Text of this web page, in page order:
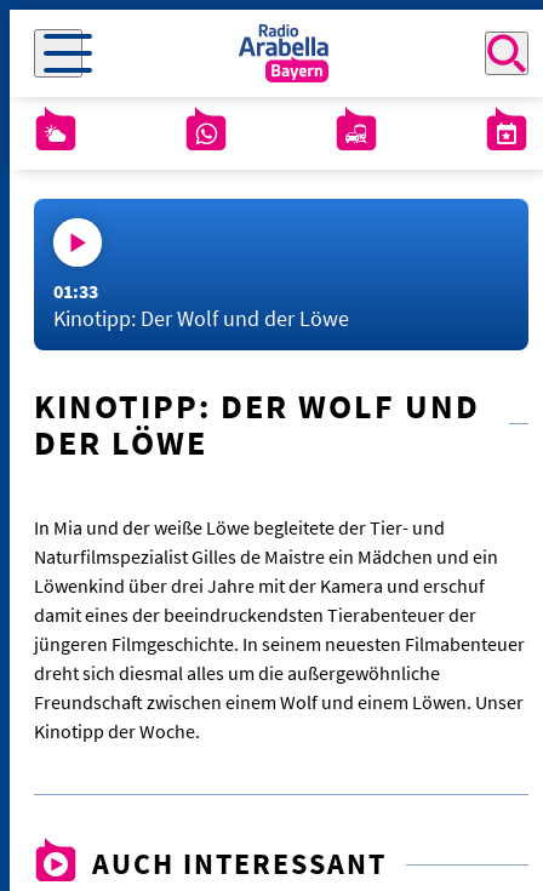
01:33
Kinotipp: Der Wolf und der Löwe
KINOTIPP: DER WOLF UND
DER LÖWE
In Mia und der weiße Löwe begleitete der Tier- und
Naturfilmspezialist Gilles de Maistre ein Mädchen und ein
Löwenkind über drei Jahre mit der Kamera und erschuf
damit eines der beeindruckendsten Tierabenteuer der
jüngeren Filmgeschichte. In seinem neuesten Filmabenteuer
dreht sich diesmal alles um die außergewöhnliche
Freundschaft zwischen einem Wolf und einem Löwen. Unser
Kinotipp der Woche.
AUCH INTERESSANT